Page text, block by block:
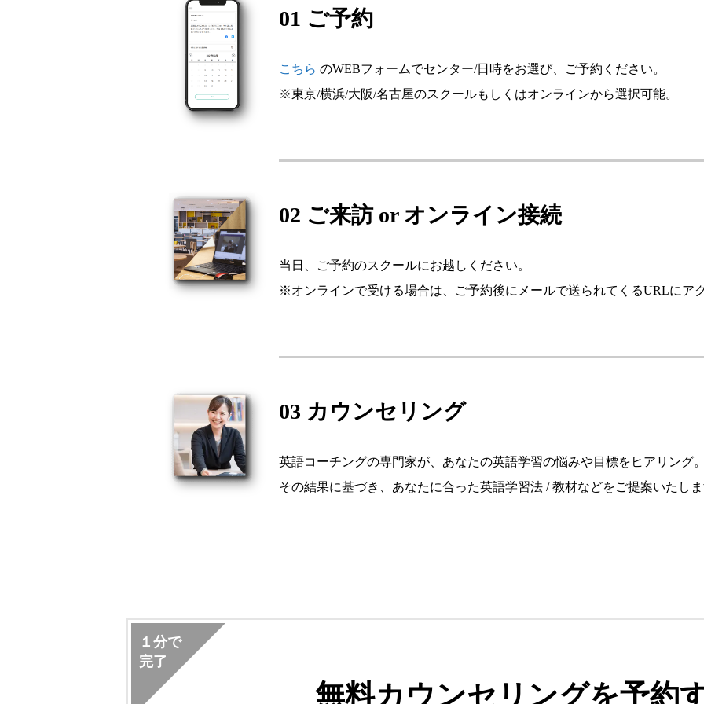
01 ご予約
こちら のWEBフォームでセンター/日時をお選び、ご予約ください。
※東京/横浜/大阪/名古屋のスクールもしくはオンラインから選択可能。
02 ご来訪 or オンライン接続
当日、ご予約のスクールにお越しください。
※オンラインで受ける場合は、ご予約後にメールで送られてくるURLにア
03 カウンセリング
英語コーチングの専門家が、あなたの英語学習の悩みや目標をヒアリング
その結果に基づき、あなたに合った英語学習法 / 教材などをご提案いたし
１分で
完了
無料カウンセリングを予約